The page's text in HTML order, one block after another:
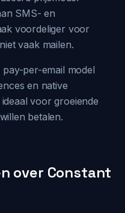
SMS- en
voordeliger voor
vaak mailen.
per-email model
en native
voor groeiende
betalen.
over Constant